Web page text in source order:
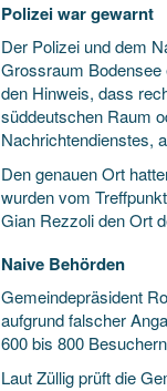
Polizei war gewarnt
Der Polizei und dem
Grossraum Bodensee
den Hinweis, dass
süddeutschen Raum
Nachrichtendienstes,
Den genauen Ort
wurden vom
Gian Rezzoli den Ort
Naive Behörden
Gemeindepräsident
aufgrund falscher
600 bis 800
Laut Züllig prüft die